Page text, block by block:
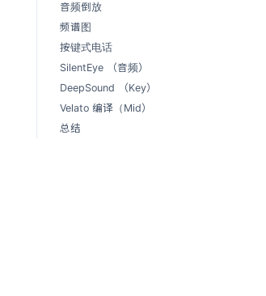
音频倒放
频谱图
按键式电话
SilentEye （音频）
DeepSound （Key）
Velato 编译（Mid）
总结